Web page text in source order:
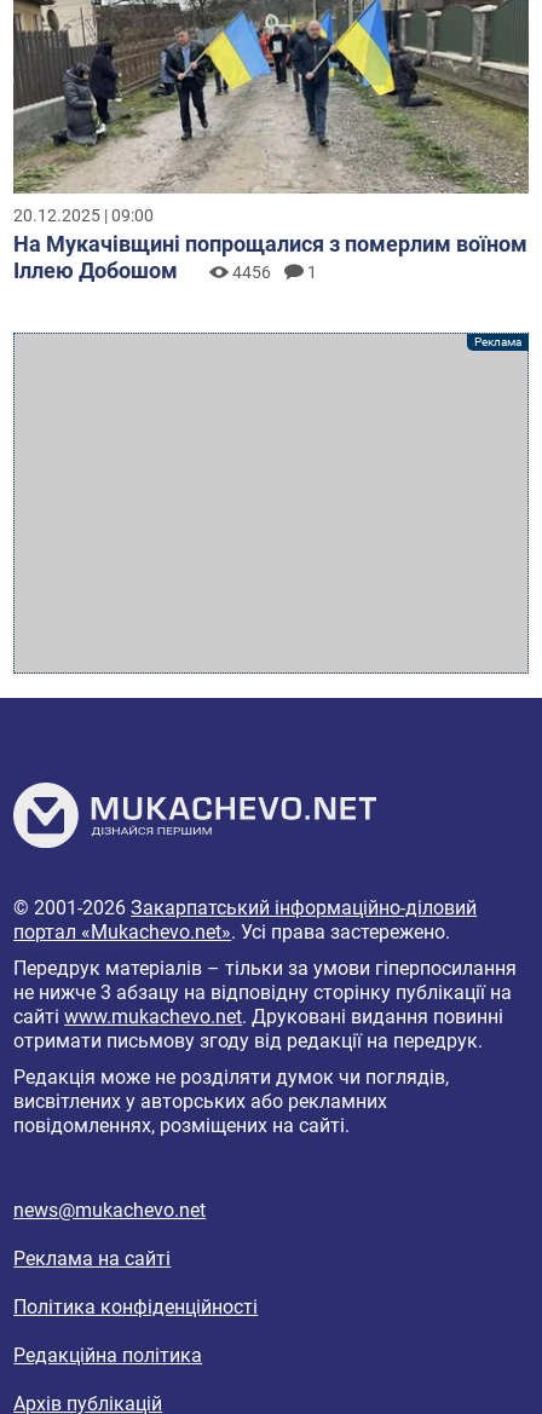
20.12.2025 | 09:00
На Мукачівщині попрощалися з померлим воїном
Іллею Добошом
4456 1
© 2001-2026Закарпатський інформаційно-діловий
портал «Mukachevo.net». Усі права застережено.
Передрук матеріалів – тільки за умови гіперпосилання
не нижче 3 абзацу на відповідну сторінку публікації на
сайтіwww.mukachevo.net. Друковані видання повинні
отримати письмову згоду від редакції на передрук.
Редакція може не розділяти думок чи поглядів,
висвітлених у авторських або рекламних
повідомленнях, розміщених на сайті.
news@mukachevo.net
Реклама на сайті
Політика конфіденційності
Редакційна політика
Архів публікацій